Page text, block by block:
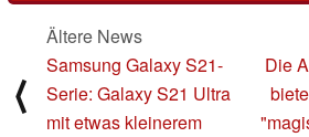
⟨
Ältere News
Samsung Galaxy S21-
Serie: Galaxy S21 Ultra
mit etwas kleinerem
Die